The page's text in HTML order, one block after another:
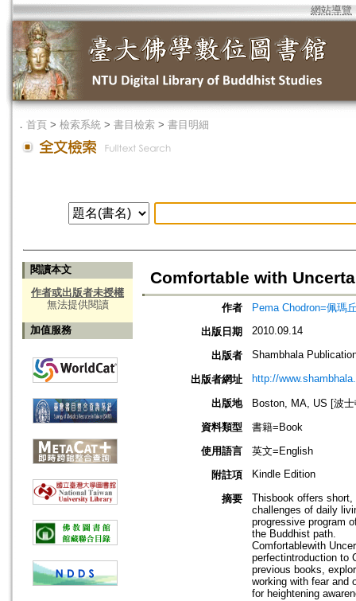
網站導覽
． 首頁 > 檢索系統 > 書目檢索 > 書目明細
閱讀本文
作者或出版者未授權
無法提供閱讀
加值服務
Comfortable with
作者
Pema Chodron=佩瑪
出版日期
2010.09.14
出版者 Shambhala
出版者網址 http://
出版地
Boston, MA, US [波
資料類型
書籍=Book
使用語言
英文=English
附註項
Kindle Edition
摘要
Thisbook offers short,
challenges of daily
progressive program
the Buddhist path.
Comfortablewith
perfectintroduction to
previous books,
working with fear and
for heightening